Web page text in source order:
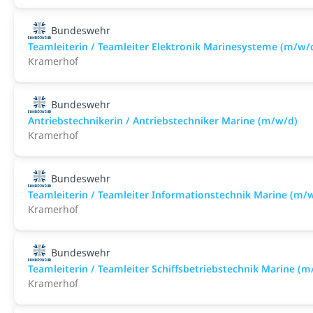
Bundeswehr
Teamleiterin / Teamleiter Elektronik Marinesysteme (m/w/
Kramerhof
Bundeswehr
Antriebstechnikerin / Antriebstechniker Marine (m/w/d)
Kramerhof
Bundeswehr
Teamleiterin / Teamleiter Informationstechnik Marine (m/
Kramerhof
Bundeswehr
Teamleiterin / Teamleiter Schiffsbetriebstechnik Marine
Kramerhof